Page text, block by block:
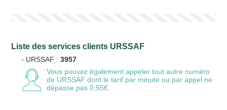
Liste des services clients URSSAF
- URSSAF :3957
Vous pouvez également appeler tout autre numéro
de URSSAF dont le tarif par minute ou par appel ne
dépasse pas 0,55€.